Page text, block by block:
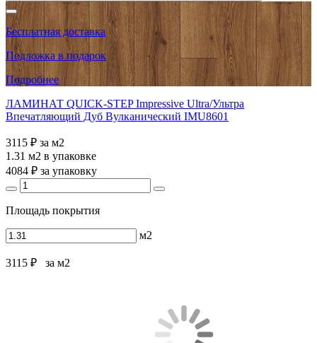
Бесплатная доставка
Подложка в подарок
Подробнее
ЛАМИНАТ QUICK-STEP Impressive Ultra/Ультра
Впечатляющий Дуб Вулканический IMU8601
3115 ₽ за м2
1.31 м2 в упаковке
4084 ₽ за упаковку
Площадь покрытия
м2
3115 ₽ за м2